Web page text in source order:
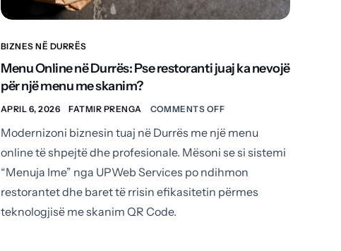
BIZNES NË DURRËS
Menu Online në Durrës: Pse restoranti juaj ka nevojë
për një menu me skanim?
APRIL 6, 2026 FATMIR PRENGA COMMENTS OFF
Modernizoni biznesin tuaj në Durrës me një menu
online të shpejtë dhe profesionale. Mësoni se si sistemi
“Menuja Ime” nga UPWeb Services po ndihmon
restorantet dhe baret të rrisin efikasitetin përmes
teknologjisë me skanim QR Code.